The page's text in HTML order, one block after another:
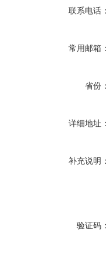
联系电话
常用邮箱
省份
详细地址
补充说明
验证码